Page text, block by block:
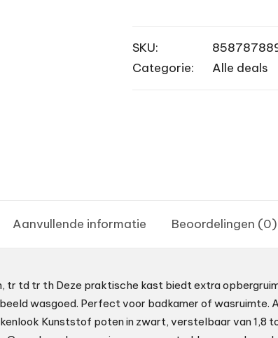
SKU:
Categorie:
Alle deals
Aanvullende informatie Beoordelingen (0)
tr td tr th Deze praktische kast biedt extra
wasgoed. Perfect voor badkamer of wasruimte.
Kunststof poten in zwart, verstelbaar van 1,8